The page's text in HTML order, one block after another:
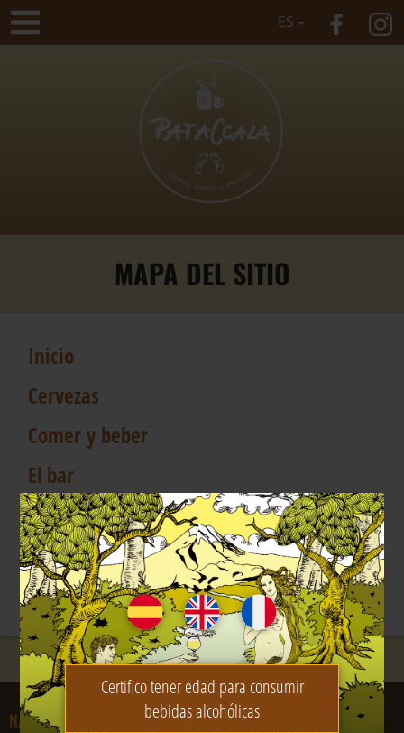
Certifico tener edad para consumir
bebidas alcohólicas
ES
MAPA DEL SITIO
Inicio
Cervezas
Comer y beber
El bar
Promociones
Eventos
Visitanos
NAVEGACIÓN